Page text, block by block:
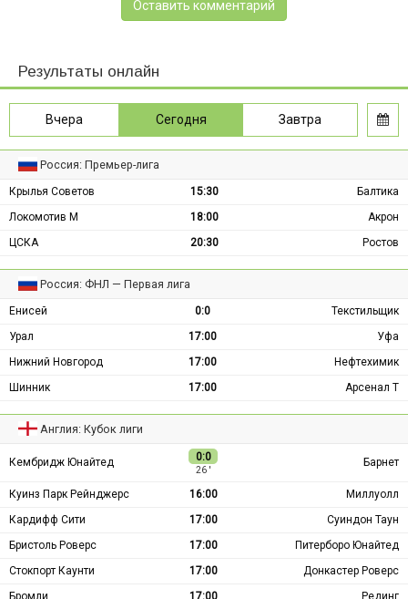
Оставить комментарий
Результаты онлайн
Вчера Сегодня Завтра
Россия: Премьер-лига
Крылья Советов 15:30
Балтика
Локомотив М
18:00
Акрон
ЦСКА
20:30 Ростов
Россия: ФНЛ — Первая лига
Енисей 0:0
Текстильщик
Урал
17:00
Уфа
Нижний Новгород
17:00
Нефтехимик
Шинник
17:00 Арсенал Т
Англия: Кубок лиги
Кембридж Юнайтед 0:0
26 ′
Барнет
Куинз Парк Рейнджерс 16:00
Миллуолл
Кардифф Сити
17:00
Суиндон Таун
Бристоль Роверс
17:00
Питерборо Юнайтед
Стокпорт Каунти
17:00
Донкастер Роверс